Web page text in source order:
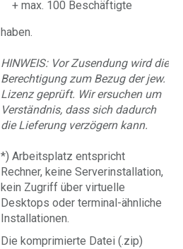
+ max. 100 Beschäftigte
haben.
HINWEIS: Vor Zusendung wird die
Berechtigung zum Bezug der jew.
Lizenz geprüft. Wir ersuchen um
Verständnis, dass sich dadurch
die Lieferung verzögern kann.
*) Arbeitsplatz entspricht
Rechner, keine Serverinstallation,
kein Zugriff über virtuelle
Desktops oder terminal-ähnliche
Installationen.
Die komprimierte Datei (.zip)